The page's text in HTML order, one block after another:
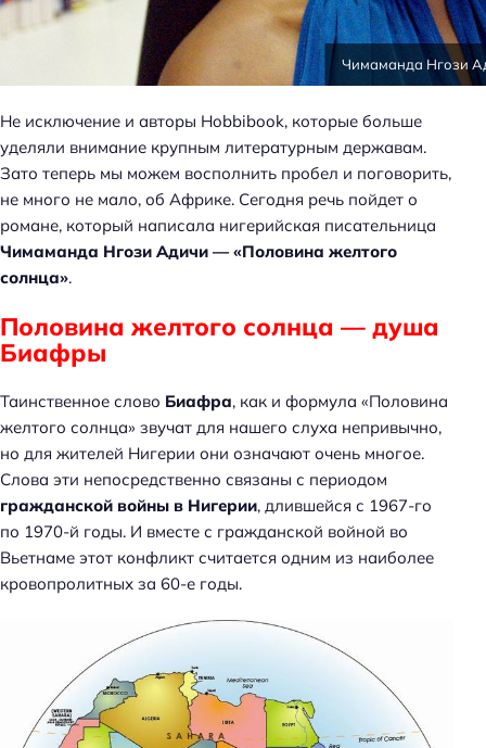
Чимаманда Нгози
Не исключение и авторы Hobbibook, которые больше
уделяли внимание крупным литературным державам.
Зато теперь мы можем восполнить пробел и поговорить,
не много не мало, об Африке. Сегодня речь пойдет о
романе, который написала нигерийская писательница
Чимаманда Нгози Адичи — «Половина желтого
солнца».
Половина желтого солнца — душа
Биафры
Таинственное слово Биафра, как и формула «Половина
желтого солнца» звучат для нашего слуха непривычно,
но для жителей Нигерии они означают очень многое.
Слова эти непосредственно связаны с периодом
гражданской войны в Нигерии, длившейся с 1967-го
по 1970-й годы. И вместе с гражданской войной во
Вьетнаме этот конфликт считается одним из наиболее
кровопролитных за 60-е годы.